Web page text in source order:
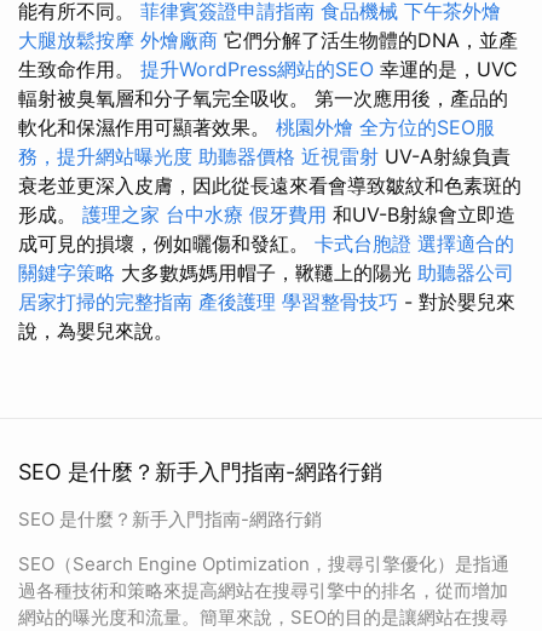
能有所不同。 菲律賓簽證申請指南 食品機械 下午茶外燴
大腿放鬆按摩 外燴廠商 它們分解了活生物體的DNA，並產
生致命作用。 提升WordPress網站的SEO 幸運的是，UVC
輻射被臭氧層和分子氧完全吸收。 第一次應用後，產品的
軟化和保濕作用可顯著效果。 桃園外燴 全方位的SEO服
務，提升網站曝光度 助聽器價格 近視雷射 UV-A射線負責
衰老並更深入皮膚，因此從長遠來看會導致皺紋和色素斑的
形成。 護理之家 台中水療 假牙費用 和UV-B射線會立即造
成可見的損壞，例如曬傷和發紅。 卡式台胞證 選擇適合的
關鍵字策略 大多數媽媽用帽子，鞦韆上的陽光 助聽器公司
居家打掃的完整指南 產後護理 學習整骨技巧 - 對於嬰兒來
說，為嬰兒來說。
SEO 是什麼？新手入門指南-網路行銷
SEO 是什麼？新手入門指南-網路行銷
SEO（Search Engine Optimization，搜尋引擎優化）是指通
過各種技術和策略來提高網站在搜尋引擎中的排名，從而增加
網站的曝光度和流量。簡單來說，SEO的目的是讓網站在搜尋